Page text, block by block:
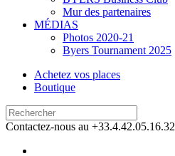
Mur des partenaires
MÉDIAS
Photos 2020-21
Byers Tournament 2025
Achetez vos places
Boutique
Contactez-nous au +33.4.42.05.16.32